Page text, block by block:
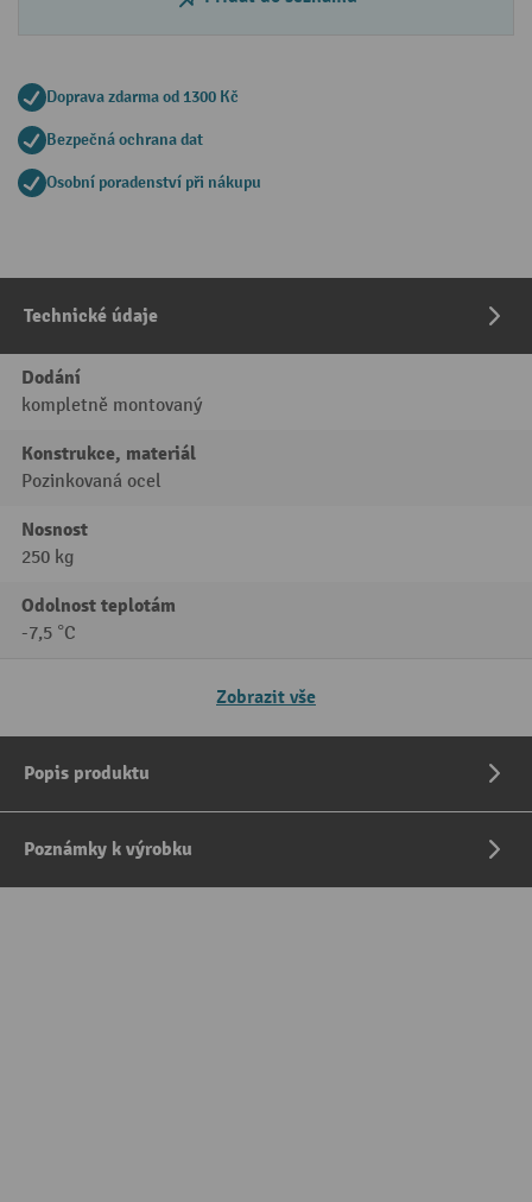
Doprava zdarma od 1300 Kč
Bezpečná ochrana dat
Osobní poradenství při nákupu
Technické údaje
Dodání
kompletně montovaný
Konstrukce, materiál
Pozinkovaná ocel
Nosnost
250 kg
Odolnost teplotám
-7,5 °C
Zobrazit vše
Popis produktu
Poznámky k výrobku